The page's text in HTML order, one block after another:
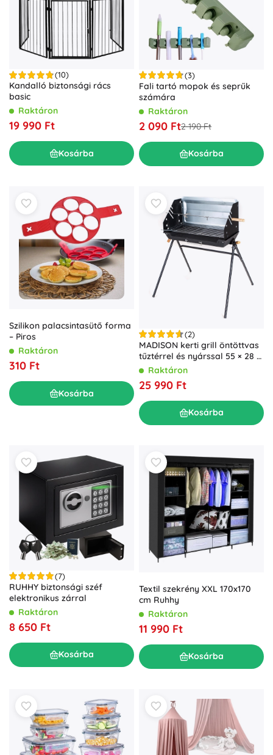
(10)
Kandalló biztonsági rács
basic
Raktáron
19 990 Ft
Kosárba
(3)
Fali tartó mopok és seprűk
számára
Raktáron
2 090 Ft2 190 Ft
Kosárba
Szilikon palacsintasütő forma
– Piros
Raktáron
310 Ft
Kosárba
(2)
MADISON kerti grill öntöttvas
tűztérrel és nyárssal 55 × 28 ×
60 cm
Raktáron
25 990 Ft
Kosárba
(7)
RUHHY biztonsági széf
elektronikus zárral
Raktáron
8 650 Ft
Kosárba
Textil szekrény XXL 170x170
cm Ruhhy
Raktáron
11 990 Ft
Kosárba